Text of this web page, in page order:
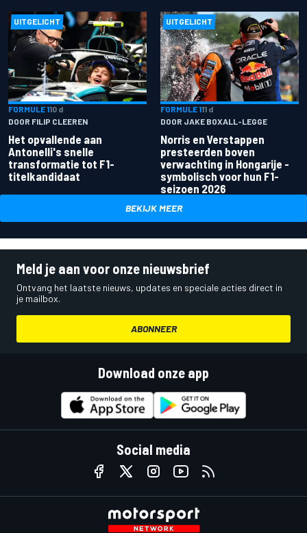
UITGELICHT
FORMULE 110 d
DOOR FILIP CLEEREN
Het opvallende aan
Antonelli's snelle
transformatie tot F1-
titelkandidaat
UITGELICHT
FORMULE 111 d
DOOR JAKE BOXALL-LEGGE
Norris en Verstappen
presteerden boven
verwachting in Hongarije -
symbolisch voor hun F1-
seizoen 2026
BEKIJK MEER
Meld je aan voor onze nieuwsbrief
Ontvang het laatste nieuws, updates en speciale acties direct in
je mailbox.
ABONNEER
Download onze app
Social media